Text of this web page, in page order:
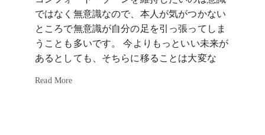
ではなく無意識なので、本人が気がつかない
ところで無意識が自分の足を引っ張ってしま
うことも多いです。 今よりもっといい未来が
あるとしても、そちらに移ることは大変な
Read More